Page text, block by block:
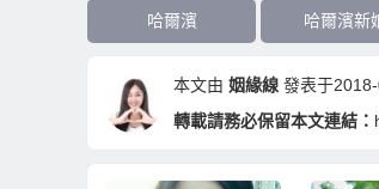
哈爾濱 哈爾濱新
本文由 姻緣線 發表于
轉載請務必保留本文連結：